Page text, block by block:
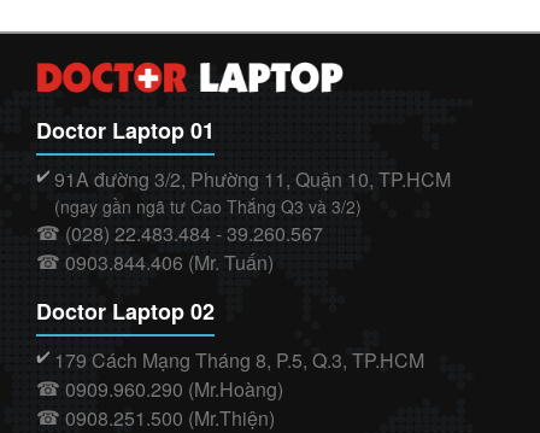
Doctor Laptop 01
✔️ 91A đường 3/2, Phường 11, Quận 10, TP.HCM
(ngay gần ngã tư Cao Thắng Q3 và 3/2)
☎ (028) 22.483.484 - 39.260.567
☎ 0903.844.406 (Mr. Tuấn)
Doctor Laptop 02
✔️ 179 Cách Mạng Tháng 8, P.5, Q.3, TP.HCM
☎ 0909.960.290 (Mr.Hoàng)
☎ 0908.251.500 (Mr.Thiện)